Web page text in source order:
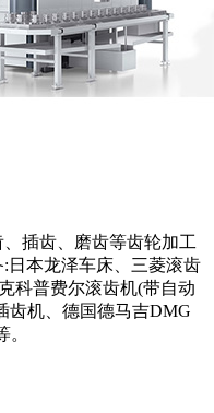
插齿、磨齿等齿轮加工
日本龙泽车床、三菱滚齿
科普费尔滚齿机(带自动
齿机、德国德马吉DMG